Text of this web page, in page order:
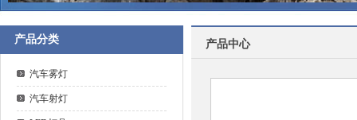
产品分类
汽车雾灯
汽车射灯
产品中心